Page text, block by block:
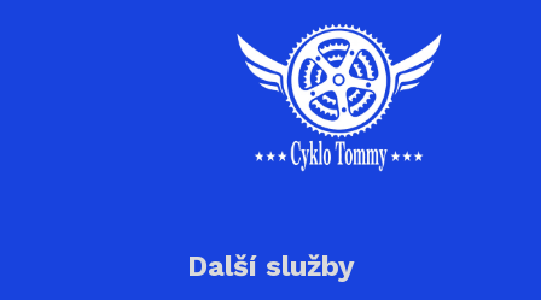
Další služby